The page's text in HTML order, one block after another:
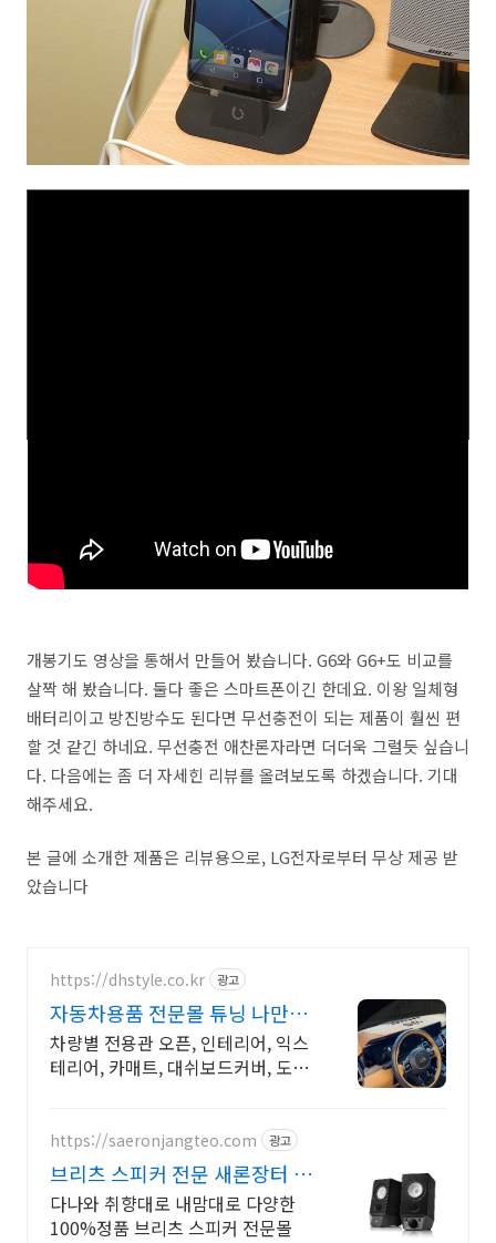
# 유튜브 영상 퍼가기는 Share 버튼 > 소스 코드를 통해서
배포할 수 있습니다. 다운로드 후 재업로드는 절대 금합니다.
개봉기도 영상을 통해서 만들어 봤습니다. G6와 G6+도 비교를
살짝 해 봤습니다. 둘다 좋은 스마트폰이긴 한데요. 이왕 일체형
배터리이고 방진방수도 된다면 무선충전이 되는 제품이 훨씬 편
할 것 같긴 하네요. 무선충전 애찬론자라면 더더욱 그럴듯 싶습니
다. 다음에는 좀 더 자세힌 리뷰를 올려보도록 하겠습니다. 기대
해주세요.
본 글에 소개한 제품은 리뷰용으로, LG전자로부터 무상 제공 받
았습니다
https://dhstyle.co.kr 광고
자동차용품 전문몰 튜닝 나만의
셀프 드레스업 용품
차량별 전용관 오픈, 인테리어, 익스
테리어, 카매트, 대쉬보드커버, 도어
https://saeronjangteo.com 광고
브리츠 스피커 전문 새론장터 첫
구매혜택~ 역시 빠른배송!
다나와 취향대로 내맘대로 다양한
100%정품 브리츠 스피커 전문몰